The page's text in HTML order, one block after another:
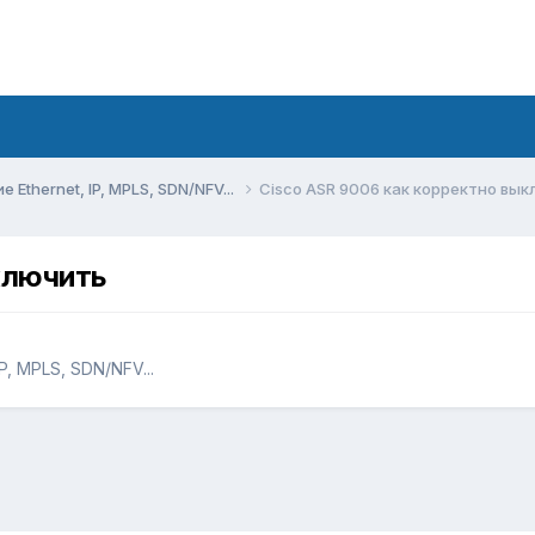
IP, MPLS, SDN/NFV... Cisco ASR 9006 как корректно
MPLS, SDN/NFV...